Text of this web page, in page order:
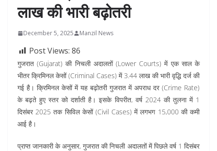
लाख की भारी बढ़ोतरी
December 5, 2025 Manzil News
Post Views: 86
गुजरात (Gujarat) की निचली अदालतों (Lower Courts) में एक साल के
भीतर क्रिमिनल केसों (Criminal Cases) में 3.44 लाख की भारी वृद्धि दर्ज की
गई है। क्रिमिनल केसों में यह बढ़ोतरी गुजरात में अपराध दर (Crime Rate)
के बढ़ते हुए स्तर को दर्शाती है। इसके विपरीत, वर्ष 2024 की तुलना में 1
दिसंबर 2025 तक सिविल केसों (Civil Cases) में लगभग 15,000 की कमी
आई है।
प्राप्त जानकारी के अनुसार, गुजरात की निचली अदालतों में पिछले वर्ष 1 दिसंबर